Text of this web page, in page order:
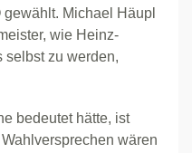
Michael Häupl
wie Heinz-
selbst zu werden,
bedeutet hätte, ist
wären